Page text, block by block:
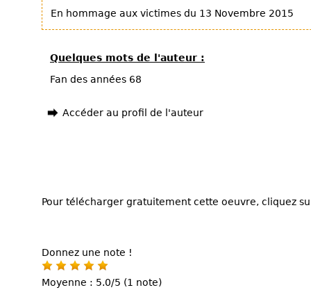
En hommage aux victimes du 13 Novembre 2015
Quelques mots de l'auteur :
Fan des années 68
Accéder au profil de l'auteur
Pour télécharger gratuitement cette oeuvre, cliquez
Donnez une note !
Moyenne : 5.0/5 (1 note)